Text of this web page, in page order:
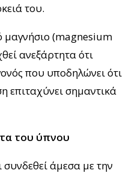
του.
μαγνήσιο (magnesium
ανεξάρτητα ότι
που υποδηλώνει ότι
επιταχύνει σημαντικά
του ύπνου
συνδεθεί άμεσα με την